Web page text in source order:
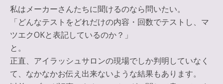
私はメーカーさんたちに聞けるのなら問いたい。
「どんなテストをどれだけの内容・回数でテストし、マ
ツエクOKと表記しているのか？」
と。
正直、アイラッシュサロンの現場でしか判明していなく
て、なかなかお伝え出来ないような結果もあります。